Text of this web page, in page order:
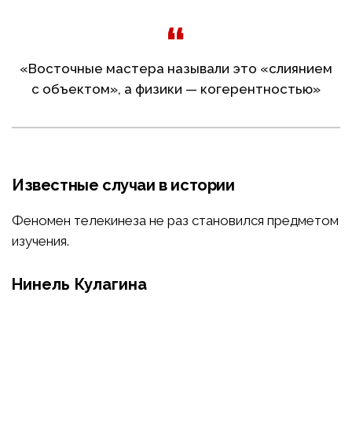
«Восточные мастера называли это «слиянием
с объектом», а физики — когерентностью»
Известные случаи в истории
Феномен телекинеза не раз становился предметом
изучения.
Нинель Кулагина